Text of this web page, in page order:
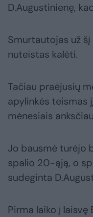
D.Augustinienę,
Smurtautojas už
nuteistas kalėti.
Tačiau praėjusių
apylinkės teismas
mėnesiais
Jo bausmė turėjo
spalio 20-ąją, o
sudeginta
Pirma laiko į laisvę